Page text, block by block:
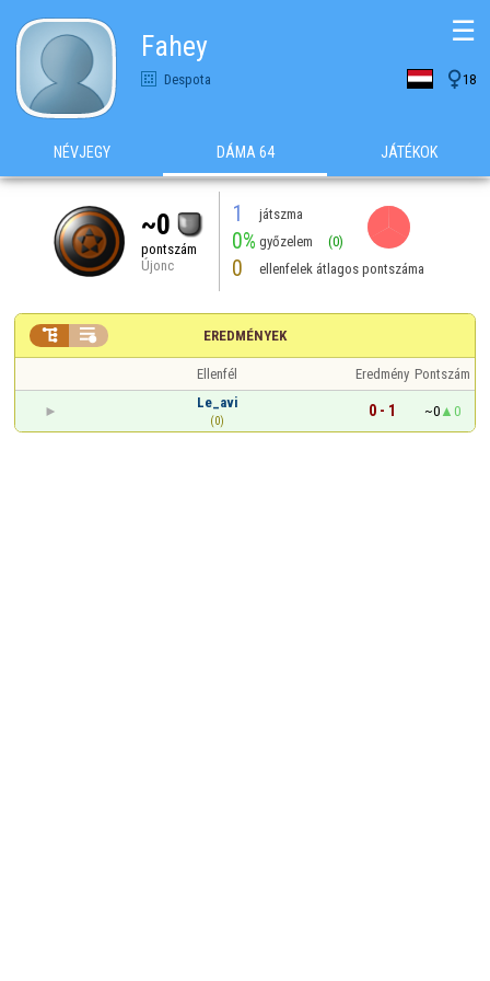
Fahey
Despota 18
☰
NÉVJEGY DÁMA 64 JÁTÉKOK
~0
pontszám
Újonc
1 játszma
0% győzelem (0)
0 ellenfelek átlagos pontszáma
EREDMÉNYEK
 
Ellenfél Eredmény Pontszám
Le_avi
(0)
0 - 1 ~0 0